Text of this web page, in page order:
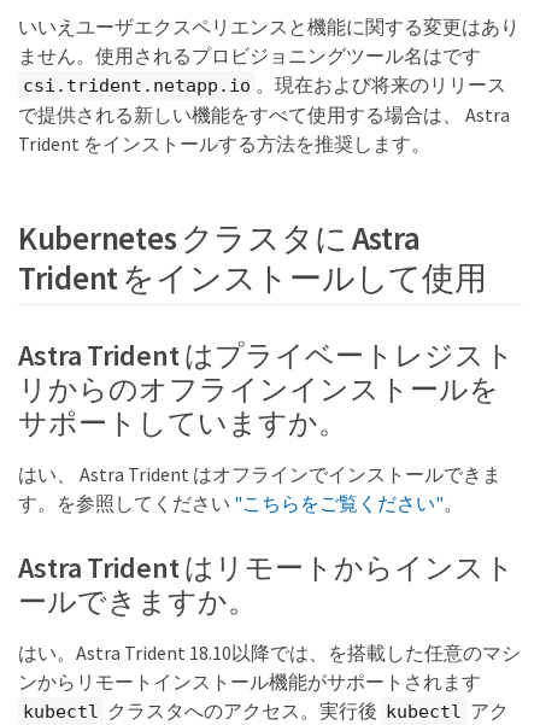
いいえユーザエクスペリエンスと機能に関する変更はあり
ません。使用されるプロビジョニングツール名はです
csi.trident.netapp.io 。現在および将来のリリース
で提供される新しい機能をすべて使用する場合は、 Astra
Trident をインストールする方法を推奨します。
Kubernetes クラスタに Astra
Trident をインストールして使用
Astra Trident はプライベートレジスト
リからのオフラインインストールを
サポートしていますか。
はい、 Astra Trident はオフラインでインストールできま
す。を参照してください "こちらをご覧ください"。
Astra Trident はリモートからインスト
ールできますか。
はい。Astra Trident 18.10以降では、を搭載した任意のマシ
ンからリモートインストール機能がサポートされます
kubectl クラスタへのアクセス。実行後 kubectl
アク